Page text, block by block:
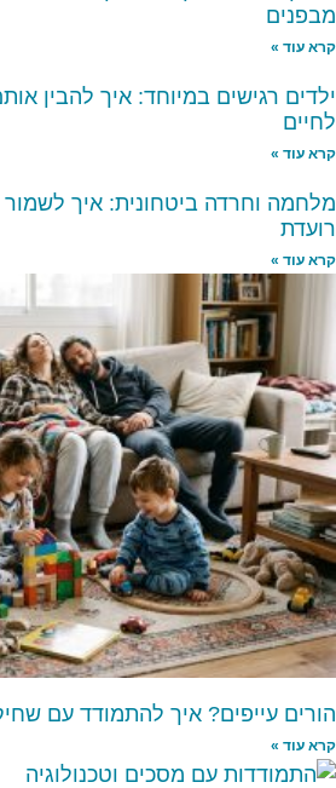
מבפנים
קרא עוד »
ילדים רגישים במיוחד: איך להבין
לחיים
קרא עוד »
מלחמה וחרדה ביטחונית: איך
רועדת
קרא עוד »
הורים עייפים? איך להתמודד עם
קרא עוד »